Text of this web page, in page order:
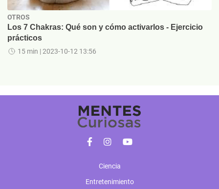
OTROS
Los 7 Chakras: Qué son y cómo activarlos - Ejercicio
prácticos
15 min | 2023-10-12 13:56
Ciencia
Entretenimiento